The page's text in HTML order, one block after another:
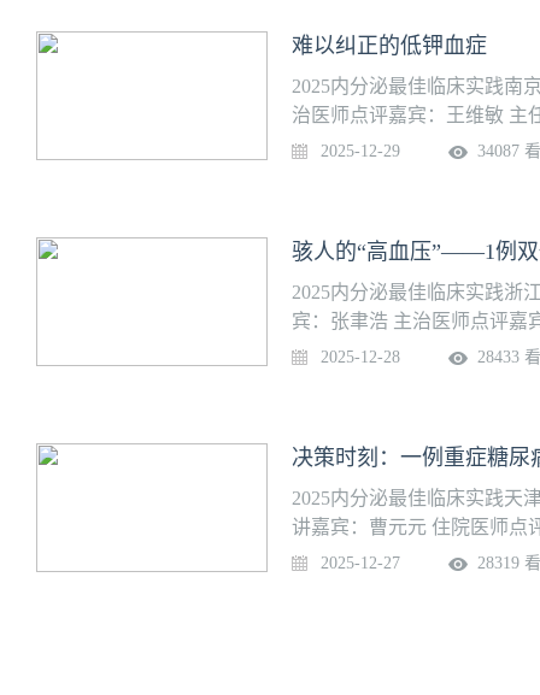
细针穿刺细胞学检查，建立
动物模型。相关研究荣获陕
诱导Graves病模型，致力于
甲状腺疾病流行病学调查，
难以纠正的低钾血症
2025内分泌最佳临床实践南
治医师点评嘉宾：王维敏 主
科，国家代谢性疾病临床医
病的临床与基础研究，在1
型糖尿病全生命周期优管、
水平居国内前列。
2025-12-29 34087
骇人的“高血压”——1例
2025内分泌最佳临床实践浙
宾：张聿浩 主治医师点评嘉
内分泌科创建于1964年，科
科联盟成员单位，2023年荣
室拥有省内规模最大的一站
和出院后血糖管理，区域垂
的代谢内分泌中医药重点实
2025-12-28 28433
决策时刻：一例重症糖尿
2025内分泌最佳临床实践天
讲嘉宾：曹元元 住院医师点
医院糖尿病足病科作为国内
2025-12-27 28319